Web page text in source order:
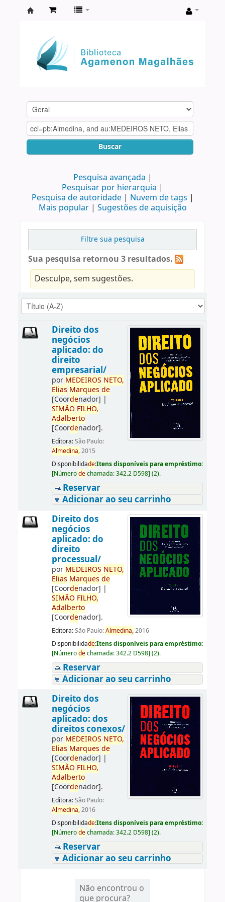
Agamenon
Magalhães
Buscar
Pesquisa avançada
Pesquisar por hierarquia
Pesquisa de autoridade
Nuvem de tags
Mais popular
Sugestões de aquisição
Filtre sua pesquisa
Sua pesquisa retornou 3 resultados.
Desculpe, sem sugestões.
Direito dos
negócios
aplicado: do
direito
empresarial/
por MEDEIROS NETO,
Elias Marques de
[Coordenador] |
SIMÃO FILHO,
Adalberto
[Coordenador].
Editora:São Paulo:
Almedina,2015
Disponibilidade:Itens disponíveis para empréstimo:
[Númerodechamada:342.2 D598] (2).
Reservar
Adicionar ao seu carrinho
Direito dos
negócios
aplicado: do
direito
processual/
por MEDEIROS NETO,
Elias Marques de
[Coordenador] |
SIMÃO FILHO,
Adalberto
[Coordenador].
Editora:São Paulo:Almedina,2016
Disponibilidade:Itens disponíveis para empréstimo:
[Númerodechamada:342.2 D598] (2).
Reservar
Adicionar ao seu carrinho
Direito dos
negócios
aplicado: dos
direitos conexos/
por MEDEIROS NETO,
Elias Marques de
[Coordenador] |
SIMÃO FILHO,
Adalberto
[Coordenador].
Editora:São Paulo:
Almedina,2016
Disponibilidade:Itens disponíveis para empréstimo:
[Númerodechamada:342.2 D598] (2).
Reservar
Adicionar ao seu carrinho
Não encontrou o
que procura?